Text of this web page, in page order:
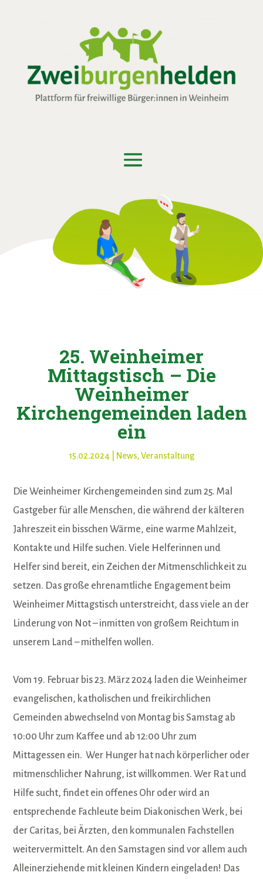
25. Weinheimer
Mittagstisch – Die
Weinheimer
Kirchengemeinden laden
ein
15.02.2024 News,Veranstaltung
Die Weinheimer Kirchengemeinden sind zum 25. Mal
Gastgeber für alle Menschen, die während der kälteren
Jahreszeit ein bisschen Wärme, eine warme Mahlzeit,
Kontakte und Hilfe suchen. Viele Helferinnen und
Helfer sind bereit, ein Zeichen der Mitmenschlichkeit zu
setzen. Das große ehrenamtliche Engagement beim
Weinheimer Mittagstisch unterstreicht, dass viele an der
Linderung von Not – inmitten von großem Reichtum in
unserem Land – mithelfen wollen.
Vom 19. Februar bis 23. März 2024 laden die Weinheimer
evangelischen, katholischen und freikirchlichen
Gemeinden abwechselnd von Montag bis Samstag ab
10:00 Uhr zum Kaffee und ab 12:00 Uhr zum
Mittagessen ein. Wer Hunger hat nach körperlicher oder
mitmenschlicher Nahrung, ist willkommen. Wer Rat und
Hilfe sucht, findet ein offenes Ohr oder wird an
entsprechende Fachleute beim Diakonischen Werk, bei
der Caritas, bei Ärzten, den kommunalen Fachstellen
weitervermittelt. An den Samstagen sind vor allem auch
Alleinerziehende mit kleinen Kindern eingeladen! Das